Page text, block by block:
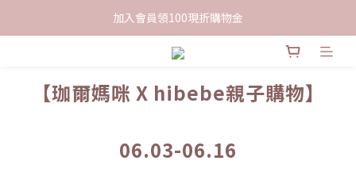
限時下單送餅乾乙包，滿$999免運
加入會員領100現折購物金
限時下單送餅乾乙包，滿$999免運
【珈爾媽咪 X hibebe親子購物】
06.03-06.16